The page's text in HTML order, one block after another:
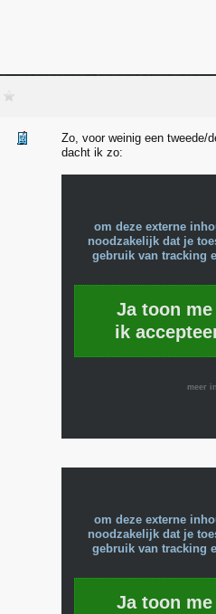
Zo, voor weinig een tweede/
dacht ik zo:
om deze externe
noodzakelijk dat je
gebruik van tracking
Ja toon me
ik
meer
om deze externe
noodzakelijk dat je
gebruik van tracking
Ja toon me